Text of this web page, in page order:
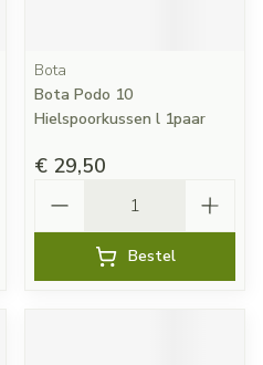
Bota
Bota Podo 10
Hielspoorkussen l 1paar
€ 29,50
Bestel